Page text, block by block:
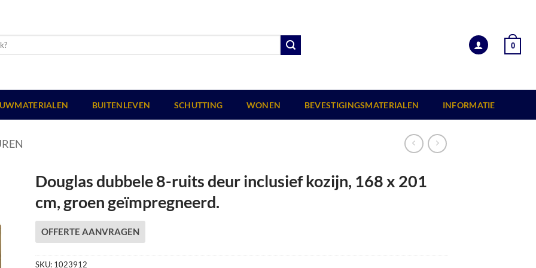
0
BUITENLEVEN SCHUTTING WONEN BEVESTIGINGSMATERIALEN INFORMATIE
Douglas dubbele 8-ruits deur inclusief kozijn, 168 x 201
cm, groen geïmpregneerd.
OFFERTE AANVRAGEN
SKU: 1023912